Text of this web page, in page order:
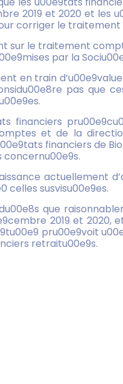
2019 et 2020 et les
corriger le
sur le traitement
par la
en train
pas que
financiers
et de la
financiers de
celles susvisu00e9es.
que
2019 et
pru00e9voit
retraitu00e9s.